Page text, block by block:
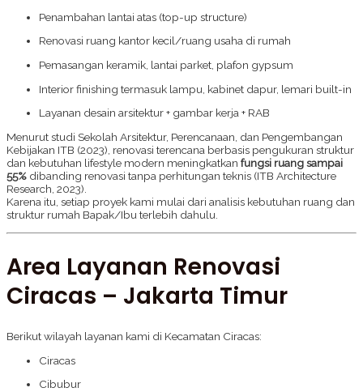
Penambahan lantai atas (top-up structure)
Renovasi ruang kantor kecil/ruang usaha di rumah
Pemasangan keramik, lantai parket, plafon gypsum
Interior finishing termasuk lampu, kabinet dapur, lemari built-in
Layanan desain arsitektur + gambar kerja + RAB
Menurut studi Sekolah Arsitektur, Perencanaan, dan Pengembangan
Kebijakan ITB (2023), renovasi terencana berbasis pengukuran struktur
dan kebutuhan lifestyle modern meningkatkan fungsi ruang sampai
55% dibanding renovasi tanpa perhitungan teknis (ITB Architecture
Research, 2023).
Karena itu, setiap proyek kami mulai dari analisis kebutuhan ruang dan
struktur rumah Bapak/Ibu terlebih dahulu.
Area Layanan Renovasi
Ciracas – Jakarta Timur
Berikut wilayah layanan kami di Kecamatan Ciracas:
Ciracas
Cibubur